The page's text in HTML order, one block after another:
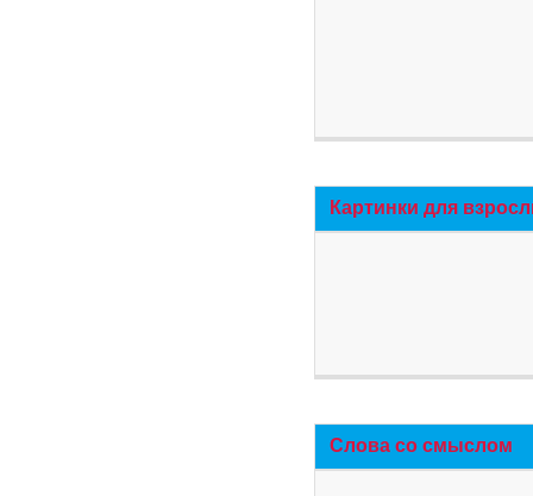
Картинки для
Слова со смыслом